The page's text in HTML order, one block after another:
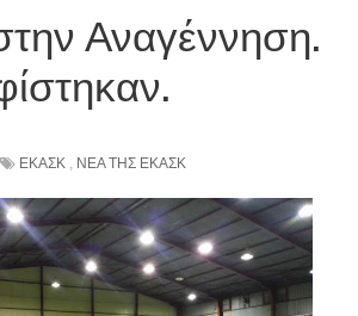
Αναγέννηση.
ΕΚΑΣΚ , ΝΕΑ ΤΗΣ ΕΚΑΣΚ